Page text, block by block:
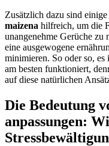
Zusätzlich dazu sind⁣
maizena hilfreich, um die
⁤unangenehme Gerüche zu
eine ausgewogene
‌minimieren. So‍ oder so,
am besten funktioniert,
⁣auf diese ‌natürlichen
Die Bedeutung
anpassungen: